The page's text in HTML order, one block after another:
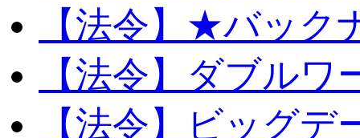
【法令】★バック
【法令】ダブルワ
【法令】ビッグデ